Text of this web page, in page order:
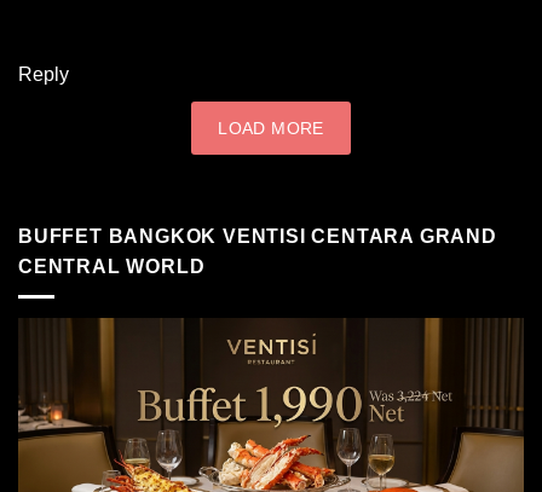
Reply
LOAD MORE
BUFFET BANGKOK VENTISI CENTARA GRAND
CENTRAL WORLD